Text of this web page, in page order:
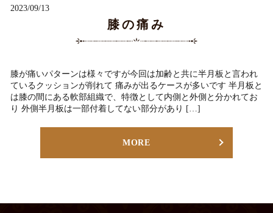
2023/09/13
膝の痛み
膝が痛いパターンは様々ですが今回は加齢と共に半月板と言われ
ているクッションが削れて 痛みが出るケースが多いです 半月板と
は膝の間にある軟部組織で、特徴として内側と外側と分かれてお
り 外側半月板は一部付着してない部分があり […]
MORE